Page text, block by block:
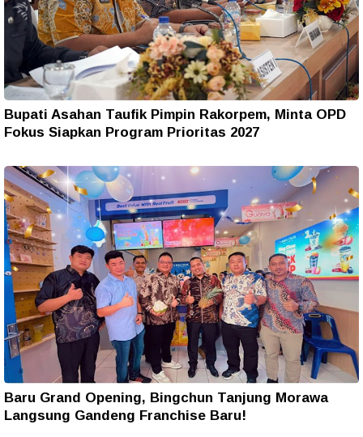
Bupati Asahan Taufik Pimpin Rakorpem, Minta OPD
Fokus Siapkan Program Prioritas 2027
Baru Grand Opening, Bingchun Tanjung Morawa
Langsung Gandeng Franchise Baru!